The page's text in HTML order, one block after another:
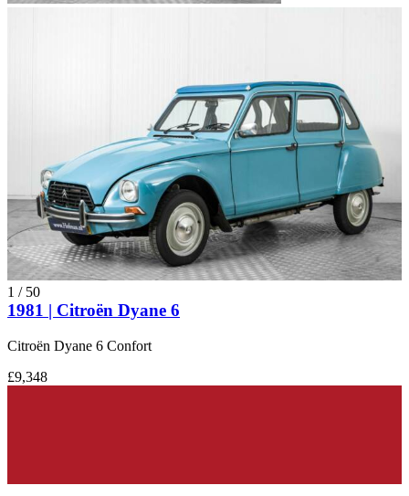
1 / 50
1981 | Citroën Dyane 6
Citroën Dyane 6 Confort
£9,348